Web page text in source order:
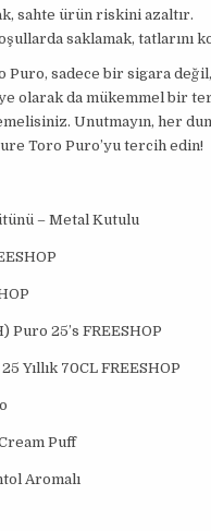
sahte ürün riskini azaltır.
saklamak, tatlarını
sadece bir sigara
olarak da mükemmel bir
Unutmayın, her
Toro Puro’yu tercih edin!
– Metal Kutulu
Puro 25’s FREESHOP
Yıllık 70CL FREESHOP
Puff
Aromalı